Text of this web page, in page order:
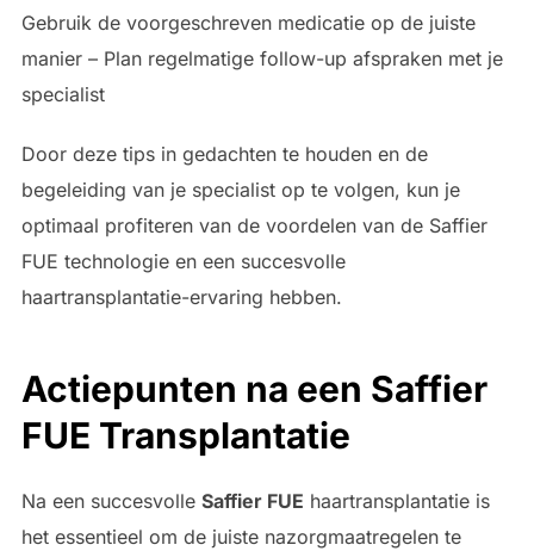
Gebruik de voorgeschreven medicatie op de juiste
manier – Plan regelmatige follow-up afspraken met je
specialist
Door deze tips in gedachten te houden en de
begeleiding van je specialist op te volgen, kun je
optimaal profiteren van de voordelen van de Saffier
FUE technologie en een succesvolle
haartransplantatie-ervaring hebben.
Actiepunten na een Saffier
FUE Transplantatie
Na een succesvolle Saffier FUE haartransplantatie is
het essentieel om de juiste nazorgmaatregelen te